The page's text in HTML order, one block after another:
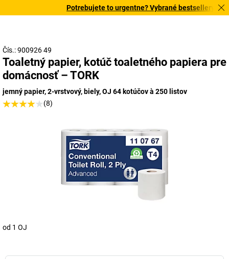
Potrebujete to urgentne? Vybrané bestsellery
Čís.: 900926 49
Toaletný papier, kotúč toaletného papiera pre
domácnosť – TORK
jemný papier, 2-vrstvový, biely, OJ 64 kotúčov à 250 listov
(8)
od 1 OJ